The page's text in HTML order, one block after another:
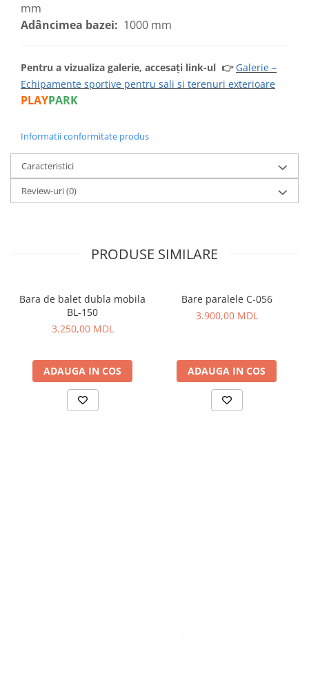
mm
Adâncimea bazei: 1000 mm
Pentru a vizualiza galerie, accesați link-ul 👉 Galerie –
Echipamente sportive pentru sali si terenuri exterioare
PLAYPARK
Informatii conformitate produs
Caracteristici
Review-uri(0)
PRODUSE SIMILARE
Bara de balet dubla mobila
BL-150
3.250,00 MDL
ADAUGA IN COS
Bare paralele C-056
3.900,00 MDL
ADAUGA IN COS